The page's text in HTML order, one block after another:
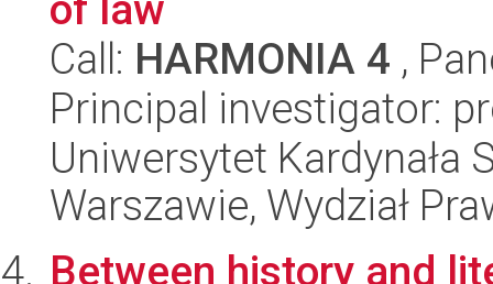
Call: HARMONIA 4 ,
Principal investigator:
Uniwersytet Kardynała
Warszawie, Wydział
Between history and